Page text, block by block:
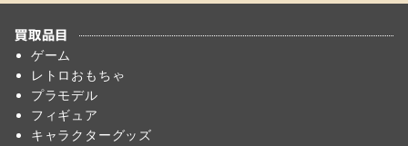
買取品目
ゲーム
レトロおもちゃ
プラモデル
フィギュア
キャラクターグッズ